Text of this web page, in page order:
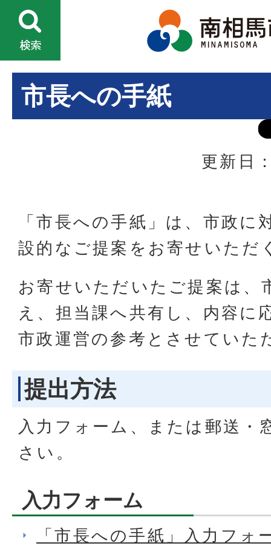
市長への手紙
更新日
「市長への手紙」は、市政に
設的なご提案をお寄せいただ
お寄せいただいたご提案は、
え、担当課へ共有し、内容に
市政運営の参考とさせていた
提出方法
入力フォーム、または郵送・
さい。
入力フォーム
「市長への手紙」入力フォ